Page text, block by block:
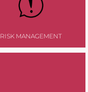
RISK MANAGEMENT